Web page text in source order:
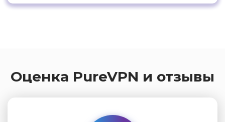
Оценка PureVPN и отзывы